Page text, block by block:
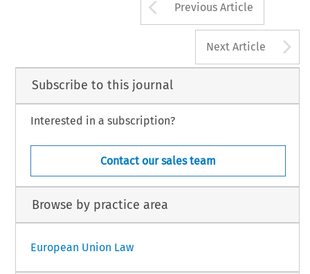
Arrow button
Previous Article
Next Article
Subscribe to this journal
Interested in a subscription?
Contact our sales team
Browse by practice area
European Union Law